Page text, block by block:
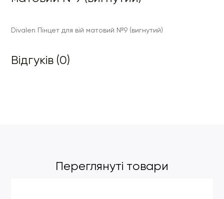
Divalen Пінцет для вій матовий №9 (вигнутий)
Відгуків (0)
Переглянуті товари